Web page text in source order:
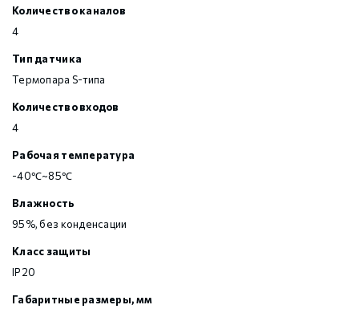
Количество каналов
4
Тип датчика
Термопара S-типа
Количество входов
4
Рабочая температура
-40℃~85℃
Влажность
95%, без конденсации
Класс защиты
IP20
Габаритные размеры, мм